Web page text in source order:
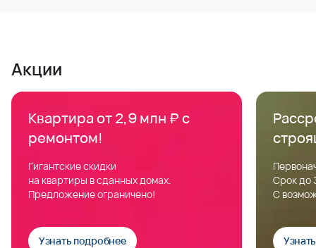
Акции
Квартира от 2,9 млн ₽ с
ремонтом!
Гигантские скидки
на квартиры в сданных домах.
Предложение ограничено!
Узнать подробнее
Срок до
С